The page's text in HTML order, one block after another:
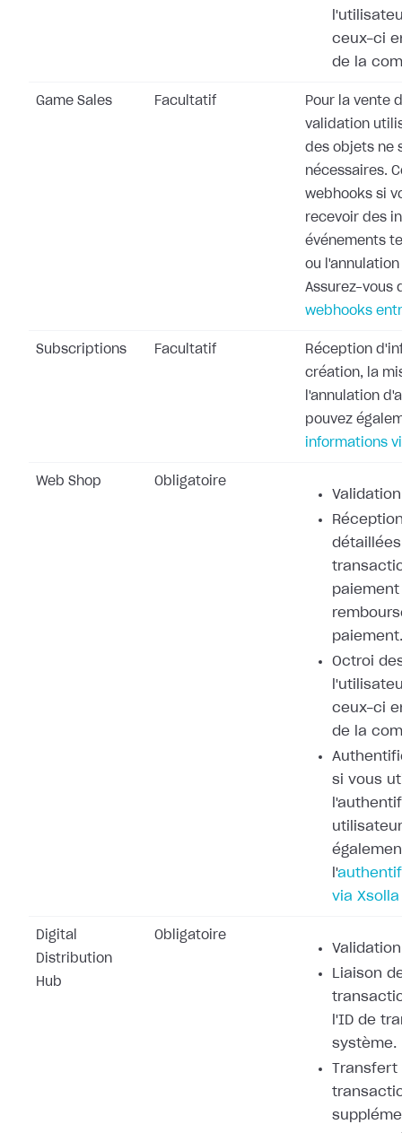
ceux-ci
de la
Game Sales Facultatif
Pour la vente
validation
des objets ne
nécessaires.
webhooks si
recevoir des
événements
ou
Assurez-vous
webhooks
Subscriptions Facultatif
Réception
création, la
l'annulation
pouvez
informations
Web Shop Obligatoire
paiement.
Octroi
ceux-ci
de la
si vous
l'
via Xsolla
Digital
Distribution
Hub
Obligatoire
Liaison
l'ID de
système.